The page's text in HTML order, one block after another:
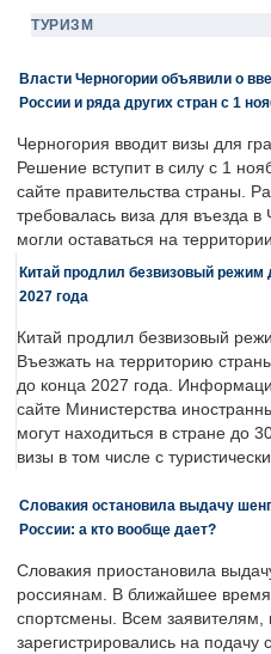
ТУРИЗМ
Власти Черногории объявили о
России и ряда других стран с 1
Черногория вводит визы для
Решение вступит в силу с 1
сайте правительства страны.
требовалась виза для въезда
могли оставаться на
Китай продлил безвизовый режим
2027 года
Китай продлил безвизовый
Въезжать на территорию
до конца 2027 года.
сайте Министерства
могут находиться в стране до
визы в том числе с
Словакия остановила выдачу
России: а кто вообще дает?
Словакия приостановила
россиянам. В ближайшее время
спортсмены. Всем заявителям,
зарегистрировались на подачу